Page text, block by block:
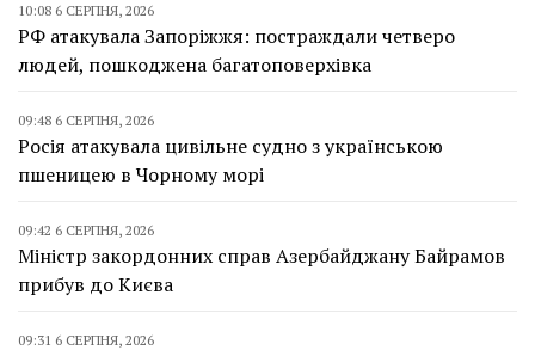
10:08 6 СЕРПНЯ, 2026
РФ атакувала Запоріжжя: постраждали четверо
людей, пошкоджена багатоповерхівка
09:48 6 СЕРПНЯ, 2026
Росія атакувала цивільне судно з українською
пшеницею в Чорному морі
09:42 6 СЕРПНЯ, 2026
Міністр закордонних справ Азербайджану Байрамов
прибув до Києва
09:31 6 СЕРПНЯ, 2026